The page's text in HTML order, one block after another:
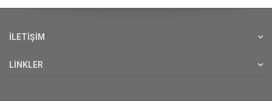
İLETİŞİM
LİNKLER